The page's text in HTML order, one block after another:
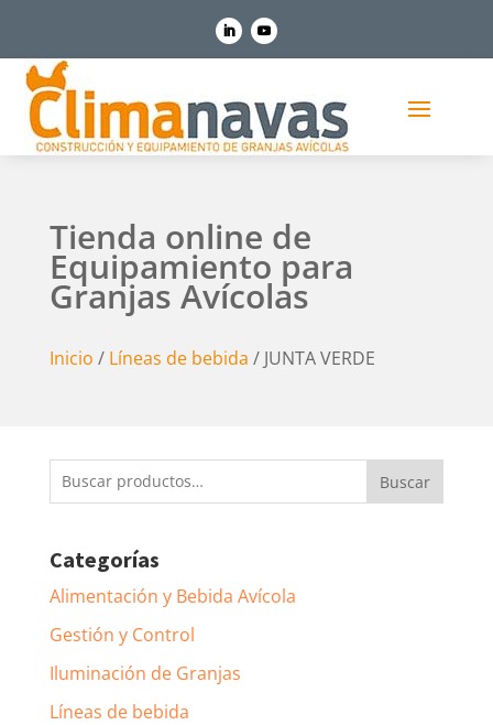
Tienda online de
Equipamiento para
Granjas Avícolas
Inicio / Líneas de bebida / JUNTA VERDE
Buscar
por:
Buscar
Categorías
Alimentación y Bebida Avícola
Gestión y Control
Iluminación de Granjas
Líneas de bebida